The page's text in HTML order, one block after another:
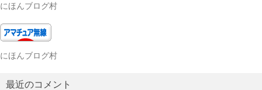
にほんブログ村
にほんブログ村
最近のコメント